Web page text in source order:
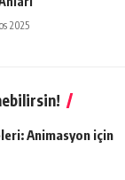
2025
Animasyon için